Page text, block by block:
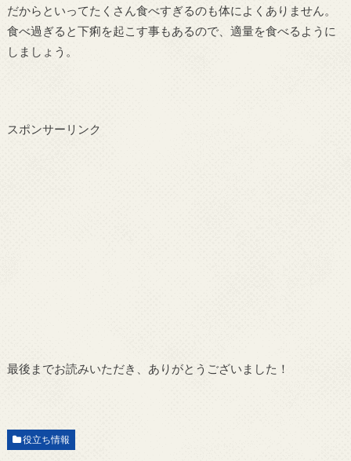
だからといってたくさん食べすぎるのも体によくありません。
食べ過ぎると下痢を起こす事もあるので、適量を食べるように
しましょう。
スポンサーリンク
最後までお読みいただき、ありがとうございました！
役立ち情報